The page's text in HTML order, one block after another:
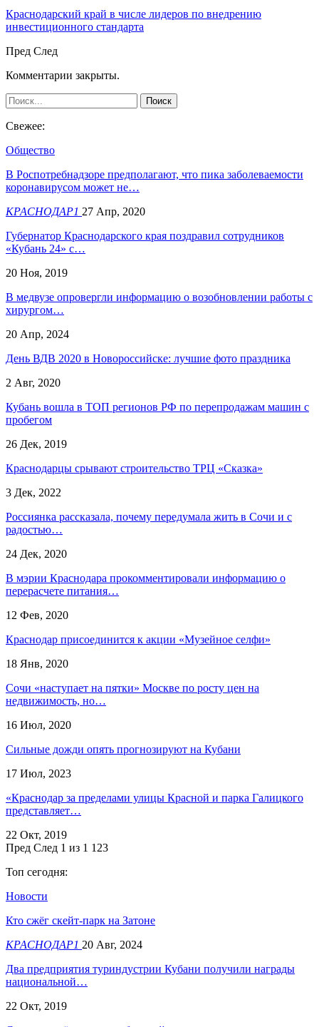
Краснодарский край в числе лидеров по внедрению
инвестиционного стандарта
Пред След
Комментарии закрыты.
Свежее:
Общество
В Роспотребнадзоре предполагают, что пика заболеваемости
коронавирусом может не…
КРАСНОДАР1 27 Апр, 2020
Губернатор Краснодарского края поздравил сотрудников
«Кубань 24» с…
20 Ноя, 2019
В медвузе опровергли информацию о возобновлении работы с
хирургом…
20 Апр, 2024
День ВДВ 2020 в Новороссийске: лучшие фото праздника
2 Авг, 2020
Кубань вошла в ТОП регионов РФ по перепродажам машин с
пробегом
26 Дек, 2019
Краснодарцы срывают строительство ТРЦ «Сказка»
3 Дек, 2022
Россиянка рассказала, почему передумала жить в Сочи и с
радостью…
24 Дек, 2020
В мэрии Краснодара прокомментировали информацию о
перерасчете питания…
12 Фев, 2020
Краснодар присоединится к акции «Музейное селфи»
18 Янв, 2020
Сочи «наступает на пятки» Москве по росту цен на
недвижимость, но…
16 Июл, 2020
Сильные дожди опять прогнозируют на Кубани
17 Июл, 2023
«Краснодар за пределами улицы Красной и парка Галицкого
представляет…
22 Окт, 2019
Пред След 1 из 1 123
Топ сегодня:
Новости
Кто сжёг скейт-парк на Затоне
КРАСНОДАР1 20 Авг, 2024
Два предприятия туриндустрии Кубани получили награды
национальной…
22 Окт, 2019